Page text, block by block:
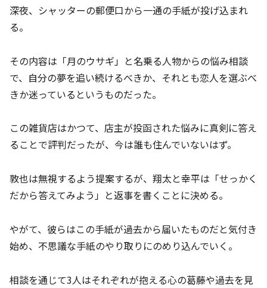
深夜、シャッターの郵便口から一通の手紙が投げ込まれ
る。
その内容は「月のウサギ」と名乗る人物からの悩み相談
で、自分の夢を追い続けるべきか、それとも恋人を選ぶべ
きか迷っているというものだった。
この雑貨店はかつて、店主が投函された悩みに真剣に答え
ることで評判だったが、今は誰も住んでいないはず。
敦也は無視するよう提案するが、翔太と幸平は「せっかく
だから答えてみよう」と返事を書くことに決める。
やがて、彼らはこの手紙が過去から届いたものだと気付き
始め、不思議な手紙のやり取りにのめり込んでいく。
相談を通じて3人はそれぞれが抱える心の葛藤や過去を見